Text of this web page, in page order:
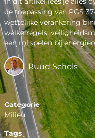
de toepassing van PGS
wettelijke verankering
welke regels,
een rol spelen bij
Ruud Schols
Categorie
Milieu
Tags